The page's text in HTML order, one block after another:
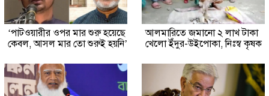
‘পাটওয়ারীর ওপর মার শুরু হয়েছে
কেবল, আসল মার তো শুরুই হয়নি’
আলমারিতে জমানো ২ লাখ টাকা
খেলো ইঁদুর-উইপোকা, নিঃস্ব কৃষক